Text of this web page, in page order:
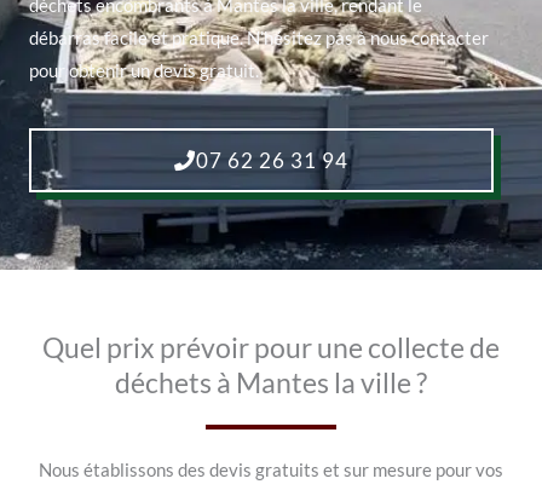
déchets encombrants à Mantes la ville, rendant le
débarras facile et pratique. N’hésitez pas à nous contacter
pour obtenir un devis gratuit.
07 62 26 31 94
Quel prix prévoir pour une collecte de
déchets à Mantes la ville ?
Nous établissons des devis gratuits et sur mesure pour vos